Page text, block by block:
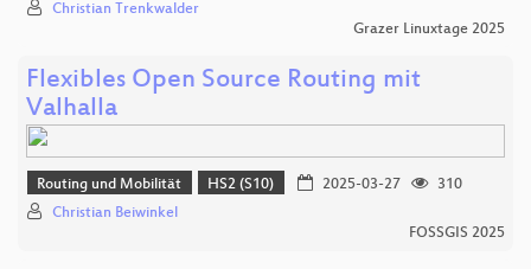
Christian Trenkwalder
Grazer Linuxtage 2025
Flexibles Open Source Routing mit
Valhalla
Routing und Mobilität HS2 (S10) 2025-03-27
310
Christian Beiwinkel
FOSSGIS 2025